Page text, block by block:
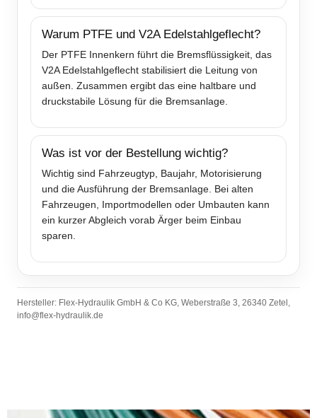
Warum PTFE und V2A Edelstahlgeflecht?
Der PTFE Innenkern führt die Bremsflüssigkeit, das
V2A Edelstahlgeflecht stabilisiert die Leitung von
außen. Zusammen ergibt das eine haltbare und
druckstabile Lösung für die Bremsanlage.
Was ist vor der Bestellung wichtig?
Wichtig sind Fahrzeugtyp, Baujahr, Motorisierung
und die Ausführung der Bremsanlage. Bei alten
Fahrzeugen, Importmodellen oder Umbauten kann
ein kurzer Abgleich vorab Ärger beim Einbau
sparen.
Hersteller: Flex-Hydraulik GmbH & Co KG, Weberstraße 3, 26340 Zetel,
info@flex-hydraulik.de